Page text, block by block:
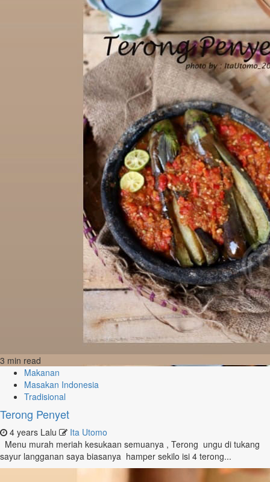
3 min read
Makanan
Masakan Indonesia
Tradisional
Terong Penyet
4 years Lalu
Ita Utomo
Menu murah meriah kesukaan semuanya , Terong ungu di tukang
sayur langganan saya biasanya hamper sekilo isi 4 terong...